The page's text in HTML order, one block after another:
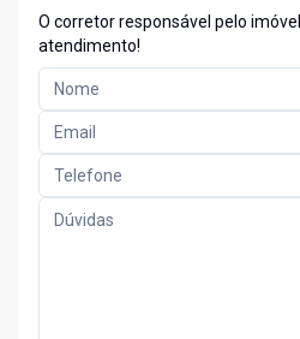
O corretor responsável pelo
atendimento!